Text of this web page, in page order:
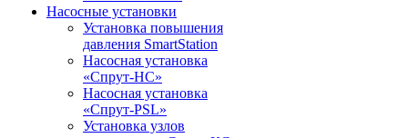
Насосные установки
Установка повышения
давления SmartStation
Насосная установка
«Спрут-НС»
Насосная установка
«Спрут-PSL»
Установка узлов